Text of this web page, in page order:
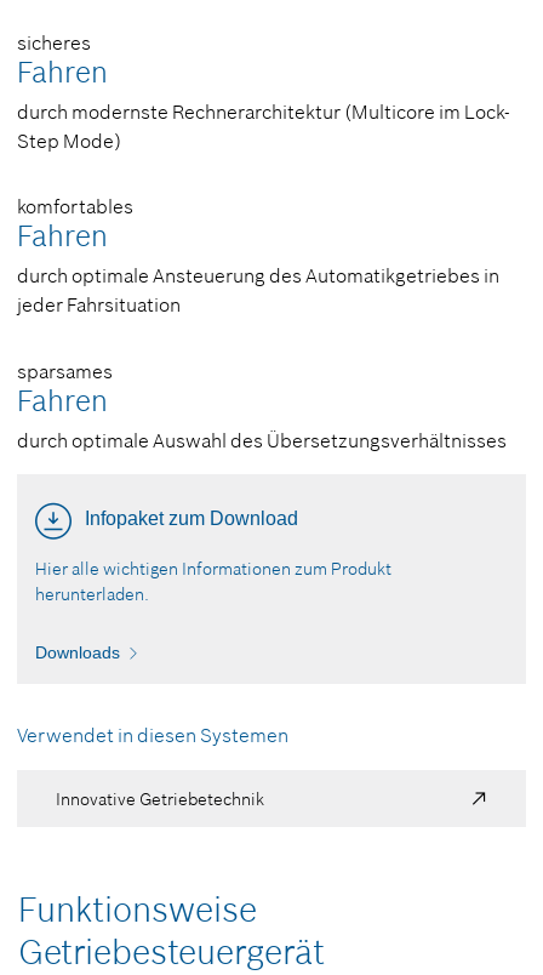
sicheres
Fahren
durch modernste Rechnerarchitektur (Multicore im Lock-
Step Mode)
komfortables
Fahren
durch optimale Ansteuerung des Automatikgetriebes in
jeder Fahrsituation
sparsames
Fahren
durch optimale Auswahl des Übersetzungsverhältnisses
Infopaket zum Download
Hier alle wichtigen Informationen zum Produkt
herunterladen.
Downloads
Verwendet in diesen Systemen
Innovative Getriebetechnik
Funktionsweise
Getriebesteuergerät